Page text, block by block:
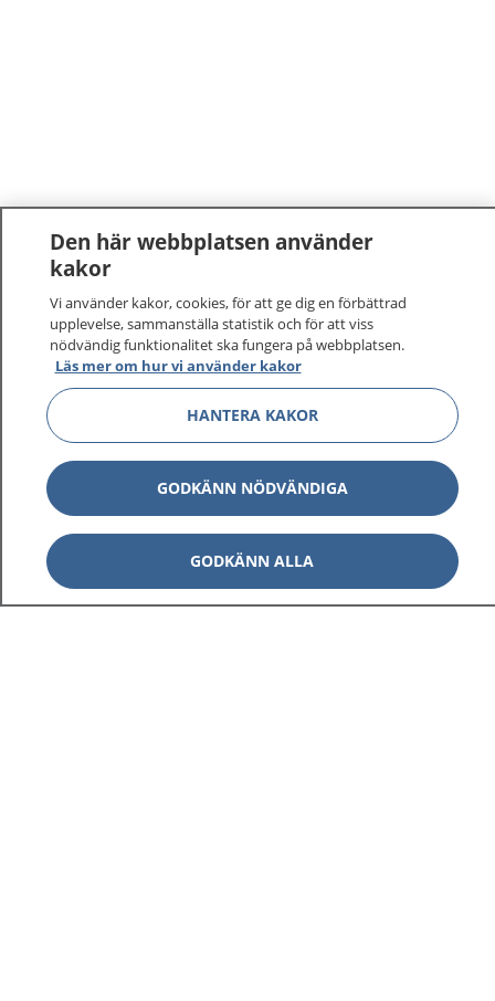
Den här webbplatsen använder
kakor
Vi använder kakor, cookies, för att ge dig en förbättrad
upplevelse, sammanställa statistik och för att viss
nödvändig funktionalitet ska fungera på webbplatsen.
Läs mer om hur vi använder kakor
HANTERA KAKOR
GODKÄNN NÖDVÄNDIGA
GODKÄNN ALLA